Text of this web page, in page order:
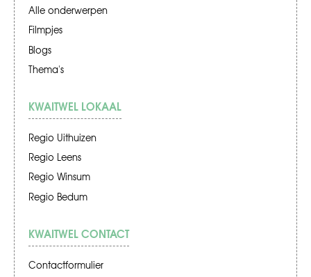
Alle onderwerpen
Filmpjes
Blogs
Thema's
KWAITWEL LOKAAL
Regio Uithuizen
Regio Leens
Regio Winsum
Regio Bedum
KWAITWEL CONTACT
Contactformulier